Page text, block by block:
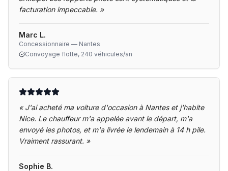
facturation impeccable. »
Marc L.
Concessionnaire — Nantes
Convoyage flotte, 240 véhicules/an
« J'ai acheté ma voiture d'occasion à Nantes et j'habite
Nice. Le chauffeur m'a appelée avant le départ, m'a
envoyé les photos, et m'a livrée le lendemain à 14 h pile.
Vraiment rassurant. »
Sophie B.